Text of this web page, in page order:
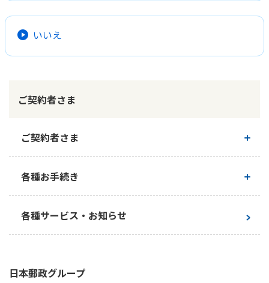
お手続き一覧
きっかけ・できごとから探す
マイページでできること
ログイン
ご契約内容の確認
お客さまに関する情報等の確認の取り組み
保険の探し方のポイント
保険かんたん診断
これからのライフイベントでかかる費用とは？
ご契約手続きの流れ
お役立ち情報
かんぽ生命の団体取扱い
法人向け資料請求
お問い合わせ先
医療
子育て
ライフプラン
経営理念・経営戦略
財務情報
株主・投資家のみなさまへ
日本郵政グループとしての取り組み
CM・オウンドメディア／ソーシャルメディア
お問い合わせ
English
「医療機関の名称・所在地」
「治療内容が分かる情報※」
ご請求いただく内容によって以下の情報が必要です。
治療・温熱療法の技術名」
書」等の治療前に渡される書類は、単独では「治療内容が分
かる情報」が確認できる書類としてご利用いただくことがで
きません。
＜例：手術保険金のご請求の場合＞
■手術同意書のみ→×（「いいえ」を選択してください）
いいえ
ご契約者さま
ご契約者さま
ご契約内容の確認
各種お手続き
お手続き一覧
各種サービス・お知らせ
日本郵政グループ